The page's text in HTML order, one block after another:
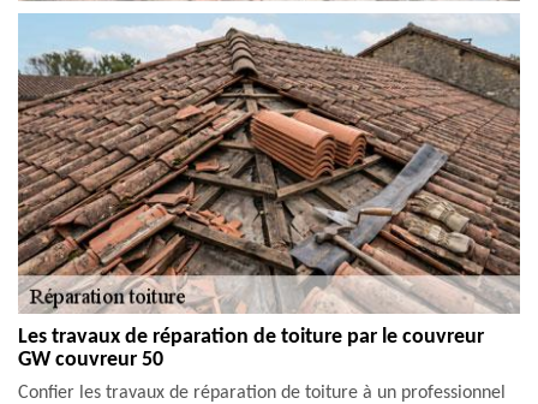
Les travaux de réparation de toiture par le couvreur
GW couvreur 50
Confier les travaux de réparation de toiture à un professionnel